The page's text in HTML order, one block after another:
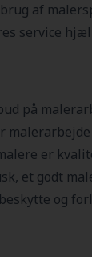
af
service
på
er
et godt
og